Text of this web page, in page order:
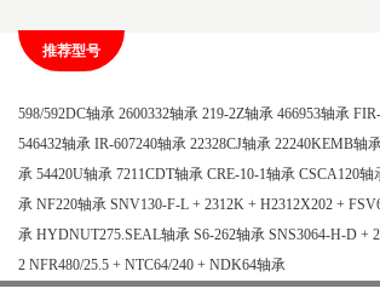
推荐型号
598/592DC轴承 2600332轴承 219-2Z轴承 466953轴承
546432轴承 IR-607240轴承 22328CJ轴承 22240KEMB轴
承 54420U轴承 7211CDT轴承 CRE-10-1轴承 CSCA120轴
承 NF220轴承 SNV130-F-L + 2312K + H2312X202 +
承 HYDNUT275.SEAL轴承 S6-262轴承 SNS3064-H-D +
2 NFR480/25.5 + NTC64/240 + NDK64轴承